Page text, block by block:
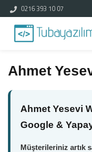
0216 393 10 07
Ahmet
Ahmet Yesevi
Google &
Müşterileriniz artık